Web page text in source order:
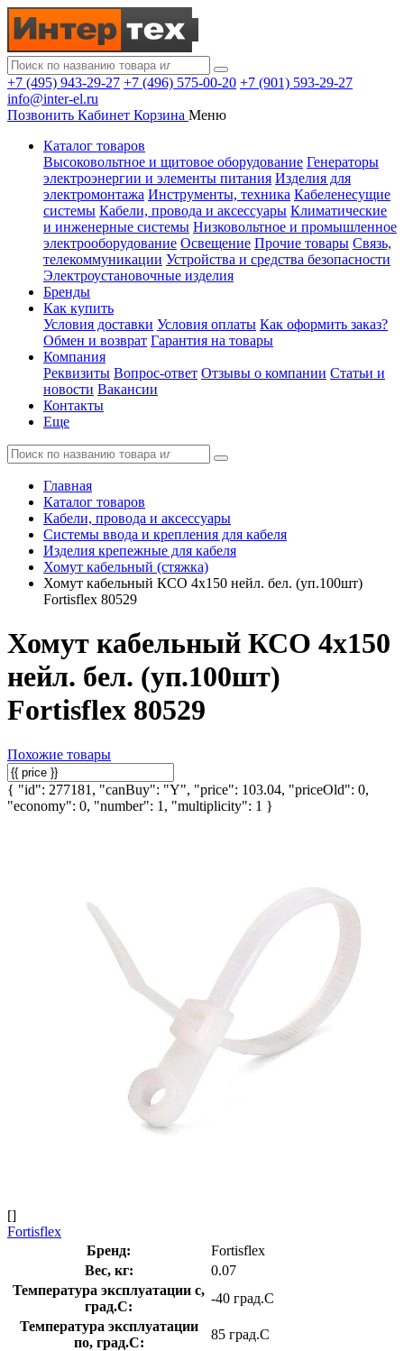
+7 (495) 943-29-27 +7 (496) 575-00-20 +7 (901) 593-29-27
info@inter-el.ru
Позвонить Кабинет Корзина Меню
Каталог товаров
Высоковольтное и щитовое оборудование Генераторы
электроэнергии и элементы питания Изделия для
электромонтажа Инструменты, техника Кабеленесущие
системы Кабели, провода и аксессуары Климатические
и инженерные системы Низковольтное и промышленное
электрооборудование Освещение Прочие товары Связь,
телекоммуникации Устройства и средства безопасности
Электроустановочные изделия
Бренды
Как купить
Условия доставки Условия оплаты Как оформить заказ?
Обмен и возврат Гарантия на товары
Компания
Реквизиты Вопрос-ответ Отзывы о компании Статьи и
новости Вакансии
Контакты
Еще
Главная
Каталог товаров
Кабели, провода и аксессуары
Системы ввода и крепления для кабеля
Изделия крепежные для кабеля
Хомут кабельный (стяжка)
Хомут кабельный КСО 4х150 нейл. бел. (уп.100шт)
Fortisflex 80529
Хомут кабельный КСО 4х150
нейл. бел. (уп.100шт)
Fortisflex 80529
Похожие товары
{ "id": 277181, "canBuy": "Y", "price": 103.04, "priceOld": 0,
"economy": 0, "number": 1, "multiplicity": 1 }
[]
Fortisflex
Бренд:
Fortisflex
Вес, кг:
0.07
Температура эксплуатации с,
град.C:
-40 град.C
Температура эксплуатации
по, град.C:
85 град.C